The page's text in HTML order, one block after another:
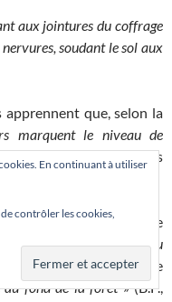
aux jointures du coffrage
nervures, soudant le sol aux
apprennent que, selon la
marquent le niveau de
un autre indice qui nous
cave.
pas un poste de
comme un «aérolithe au
page 20), comme
au fond de la forêt» (B.F.,
En continuant à utiliser
contrôler les cookies,